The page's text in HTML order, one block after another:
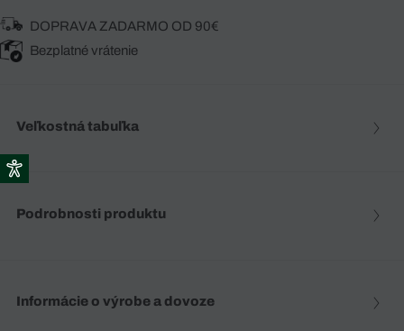
DOPRAVA ZADARMO OD 90€
Bezplatné vrátenie
Veľkostná tabuľka
Podrobnosti produktu
Informácie o výrobe a dovoze